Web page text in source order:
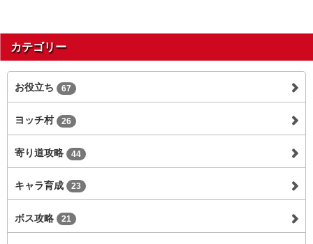
カテゴリー
お役立ち 67
ヨッチ村 26
寄り道攻略 44
キャラ育成 23
ボス攻略 21